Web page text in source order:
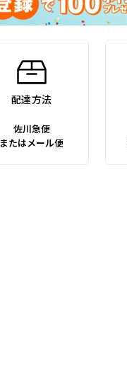
配達方法
佐川急便
またはメール便